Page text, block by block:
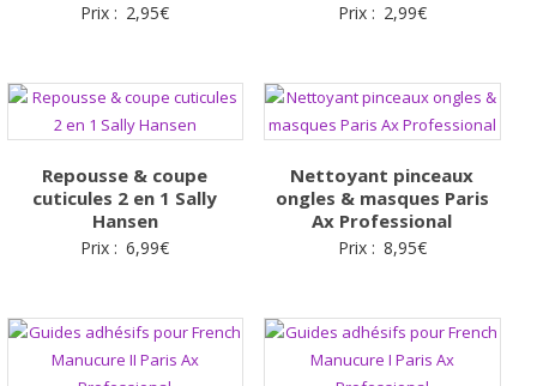
Prix : 2,95€ Prix : 2,99€
Repousse & coupe
cuticules 2 en 1 Sally
Hansen
Prix : 6,99€
Nettoyant pinceaux
ongles & masques Paris
Ax Professional
Prix : 8,95€